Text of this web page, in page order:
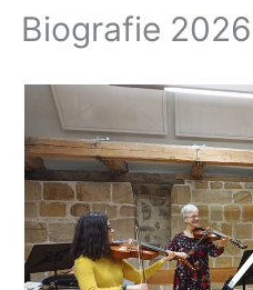
Biografie 2026